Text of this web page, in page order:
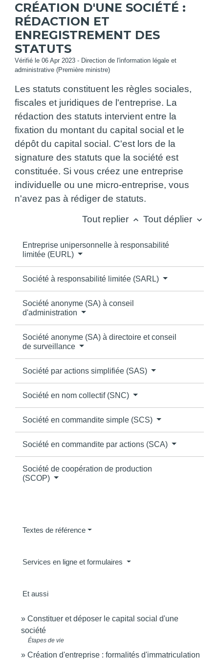
CRÉATION D'UNE SOCIÉTÉ :
RÉDACTION ET
ENREGISTREMENT DES
STATUTS
Vérifié le 06 Apr 2023 - Direction de l'information légale et
administrative (Première ministre)
Les statuts constituent les règles sociales,
fiscales et juridiques de l'entreprise. La
rédaction des statuts intervient entre la
fixation du montant du capital social et le
dépôt du capital social. C'est lors de la
signature des statuts que la société est
constituée. Si vous créez une entreprise
individuelle ou une micro-entreprise, vous
n'avez pas à rédiger de statuts.
Tout replier keyboard_arrow_up Tout déplier keyboard_arrow_down
Entreprise unipersonnelle à responsabilité
limitée (EURL)
Société à responsabilité limitée (SARL)
Société anonyme (SA) à conseil
d'administration
Société anonyme (SA) à directoire et conseil
de surveillance
Société par actions simplifiée (SAS)
Société en nom collectif (SNC)
Société en commandite simple (SCS)
Société en commandite par actions (SCA)
Société de coopération de production
(SCOP)
Textes de référence
Services en ligne et formulaires
Et aussi
Constituer et déposer le capital social d'une
société
Étapes de vie
Création d'entreprise : formalités d'immatriculation